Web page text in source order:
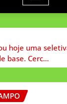
hoje uma
base. Cerc…